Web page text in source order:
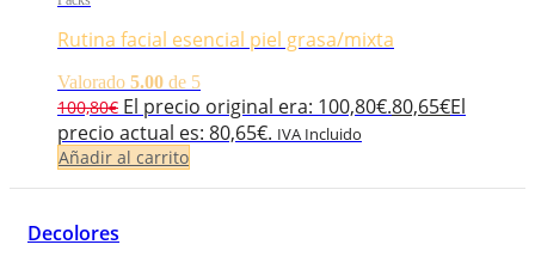
Rutina facial esencial piel grasa/mixta
Valorado 5.00 de 5
100,80€ El precio original era: 100,80€.80,65€El
precio actual es: 80,65€. IVA Incluido
Añadir al carrito
Decolores